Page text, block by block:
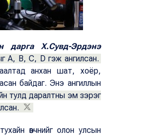
дарга Х.Сувд-Эрдэнэ
A, B, C, D гэж ангилсан.
анхан шат, хоёр,
байдаг. Энэ ангиллын
тулд даралтны эм зэрэг
өвчнийг олон улсын